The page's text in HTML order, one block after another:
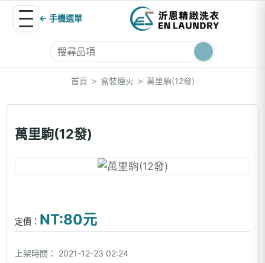
← 手機選單
首頁 > 盒裝煙火 > 萬里駒(12發)
萬里駒(12發)
定價： NT:80元
上架時間：
2021-12-23 02:24